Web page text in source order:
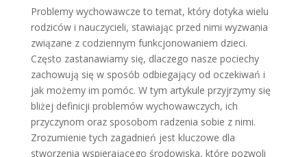
Problemy wychowawcze to temat, który dotyka wielu
rodziców i nauczycieli, stawiając przed nimi wyzwania
związane z codziennym funkcjonowaniem dzieci.
Często zastanawiamy się, dlaczego nasze pociechy
zachowują się w sposób odbiegający od oczekiwań i
jak możemy im pomóc. W tym artykule przyjrzymy się
bliżej definicji problemów wychowawczych, ich
przyczynom oraz sposobom radzenia sobie z nimi.
Zrozumienie tych zagadnień jest kluczowe dla
stworzenia wspierającego środowiska, które pozwoli